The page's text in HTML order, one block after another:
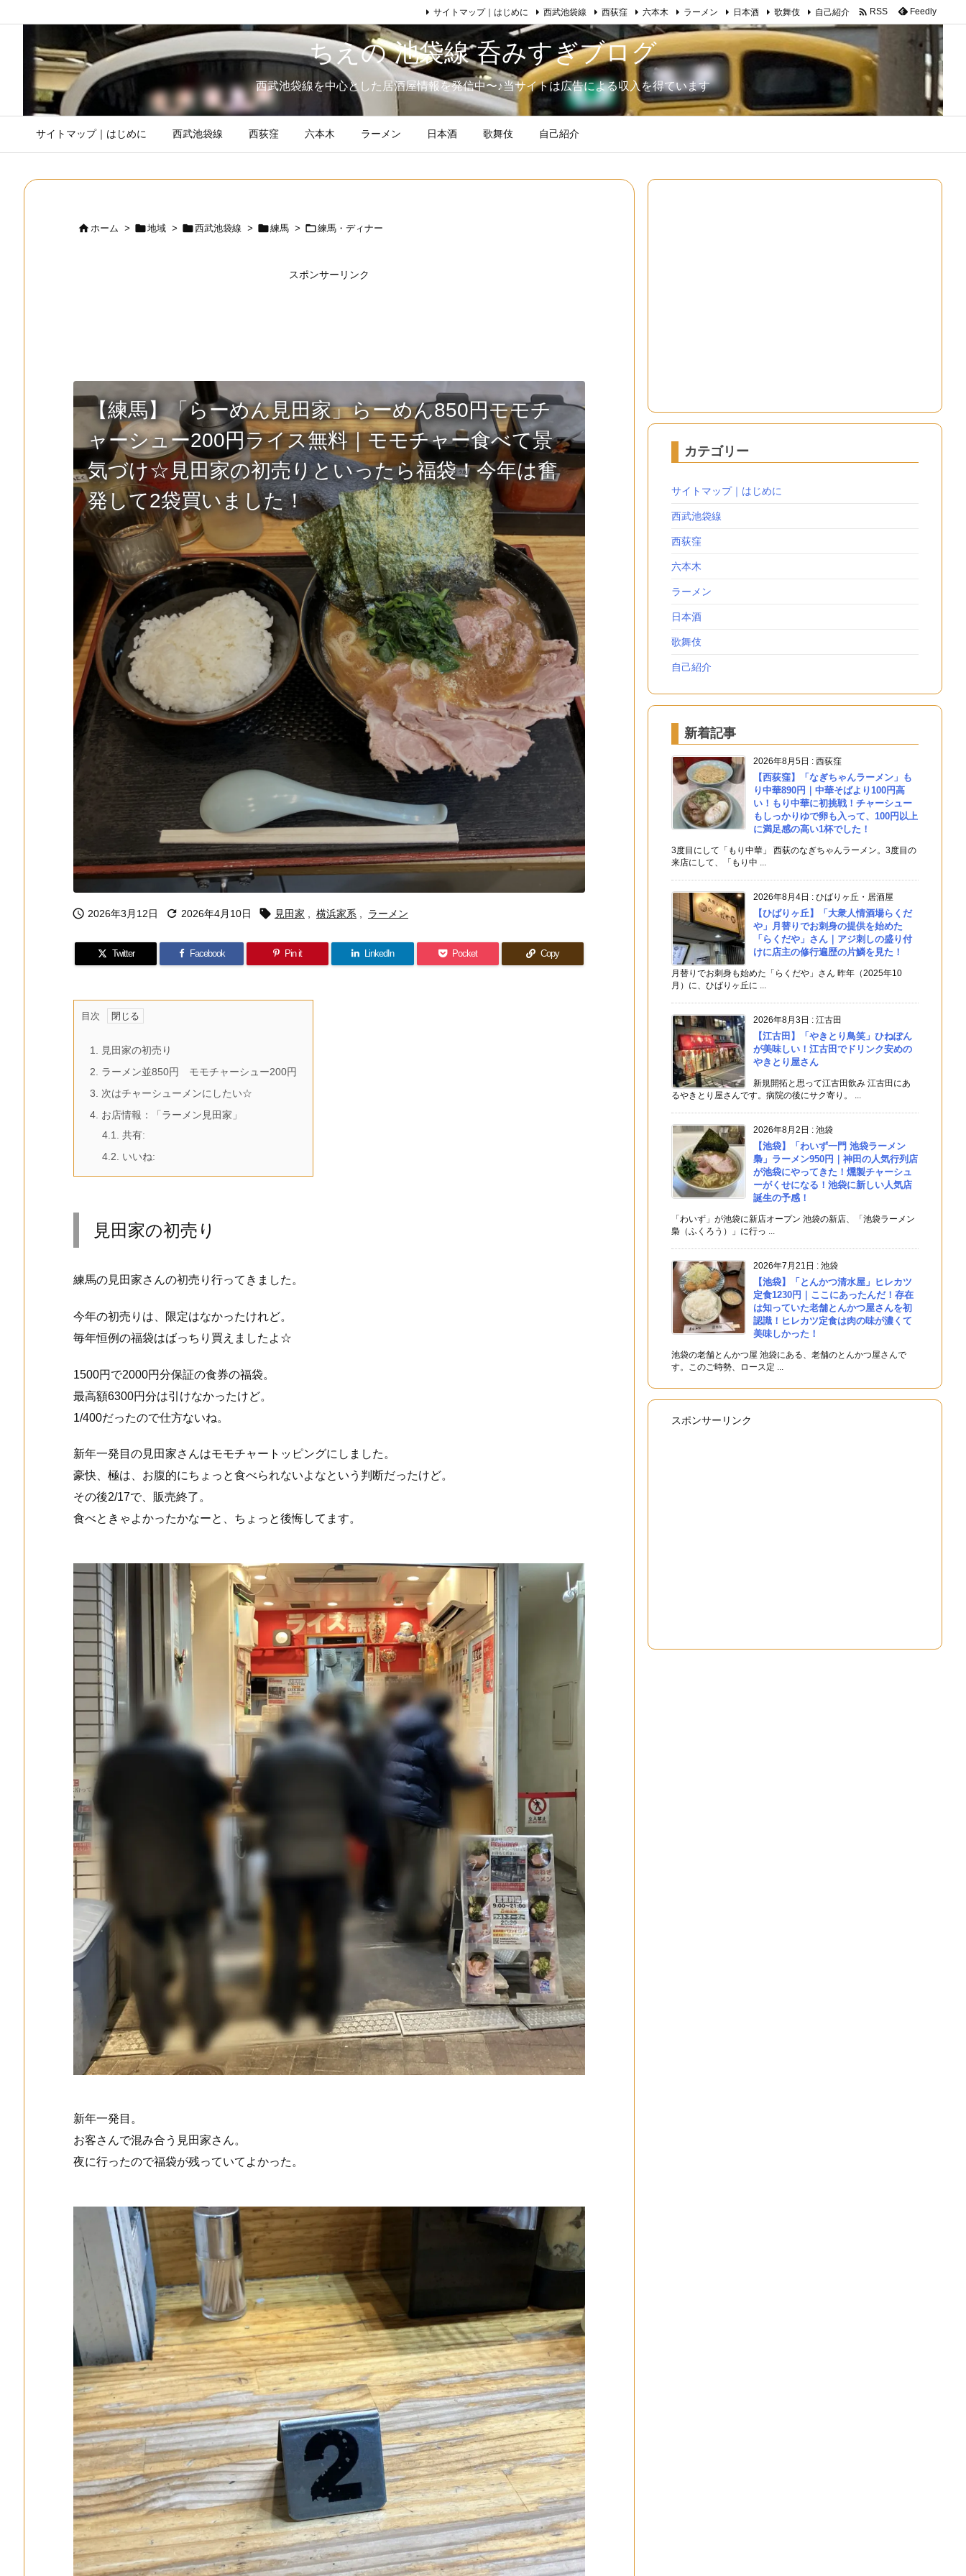
ちえの 池袋線 呑みすぎブログ
西武池袋線を中心とした居酒屋情報を発信中〜♪当サイトは広告による収入を得ています
サイトマップ｜はじめに 西武池袋線 西荻窪 六本木 ラーメン 日本酒 歌舞伎 自己紹介
サイトマップ｜はじめに 西武池袋線 西荻窪 六本木 ラーメン 日本酒 歌舞伎 自己紹介  RSS Feedly
ホーム > 地域 > 西武池袋線 > 練馬 > 練馬・ディナー
スポンサーリンク
【練馬】「らーめん見田家」らーめん850円モモチ
ャーシュー200円ライス無料｜モモチャー食べて景
気づけ☆見田家の初売りといったら福袋！今年は奮
発して2袋買いました！
 2026年3月12日  2026年4月10日  見田家 横浜家系 ラーメン
Twitter Facebook Pin it LinkedIn Pocket Copy
目次
1.
見田家の初売り
2.
ラーメン並850円 モモチャーシュー200円
3.
次はチャーシューメンにしたい☆
4. お店情報：「ラーメン見田家」
4.1.
共有:
4.2.
いいね:
見田家の初売り
練馬の見田家さんの初売り行ってきました。
今年の初売りは、限定はなかったけれど。
毎年恒例の福袋はばっちり買えましたよ☆
1500円で2000円分保証の食券の福袋。
最高額6300円分は引けなかったけど。
1/400だったので仕方ないね。
新年一発目の見田家さんはモモチャートッピングにしました。
豪快、極は、お腹的にちょっと食べられないよなという判断だったけど。
その後2/17で、販売終了。
食べときゃよかったかなーと、ちょっと後悔してます。
新年一発目。
お客さんで混み合う見田家さん。
夜に行ったので福袋が残っていてよかった。
カテゴリー
サイトマップ｜はじめに
西武池袋線
西荻窪
六本木
ラーメン
日本酒
歌舞伎
自己紹介
新着記事
2026年8月5日 : 西荻窪
【西荻窪】「なぎちゃんラーメン」も
り中華890円｜中華そばより100円高
い！もり中華に初挑戦！チャーシュー
もしっかりゆで卵も入って、100円以上
に満足感の高い1杯でした！
3度目にして「もり中華」 西荻のなぎちゃんラーメン。3度目の
来店にして、「もり中 ...
2026年8月4日 : ひばりヶ丘・居酒屋
【ひばりヶ丘】「大衆人情酒場らくだ
や」月替りでお刺身の提供を始めた
「らくだや」さん｜アジ刺しの盛り付
けに店主の修行遍歴の片鱗を見た！
月替りでお刺身も始めた「らくだや」さん 昨年（2025年10
月）に、ひばりヶ丘に ...
2026年8月3日 : 江古田
【江古田】「やきとり鳥笑」ひねぽん
が美味しい！江古田でドリンク安めの
やきとり屋さん
新規開拓と思って江古田飲み 江古田にあ
るやきとり屋さんです。病院の後にサク寄り。 ...
2026年8月2日 : 池袋
【池袋】「わいず一門 池袋ラーメン
梟」ラーメン950円｜神田の人気行列店
が池袋にやってきた！燻製チャーシュ
ーがくせになる！池袋に新しい人気店
誕生の予感！
「わいず」が池袋に新店オープン 池袋の新店、「池袋ラーメン
梟（ふくろう）」に行っ ...
2026年7月21日 : 池袋
【池袋】「とんかつ清水屋」ヒレカツ
定食1230円｜ここにあったんだ！存在
は知っていた老舗とんかつ屋さんを初
認識！ヒレカツ定食は肉の味が濃くて
美味しかった！
池袋の老舗とんかつ屋 池袋にある、老舗のとんかつ屋さんで
す。このご時勢、ロース定 ...
スポンサーリンク